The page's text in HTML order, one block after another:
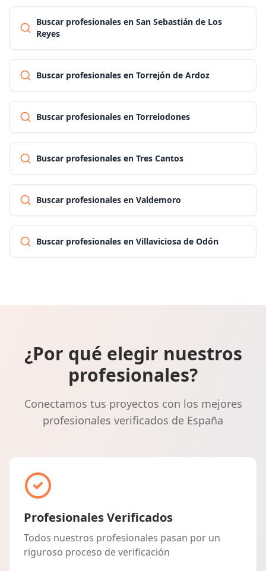
Buscar profesionales en San Sebastián de Los
Reyes
Buscar profesionales en Torrejón de Ardoz
Buscar profesionales en Torrelodones
Buscar profesionales en Tres Cantos
Buscar profesionales en Valdemoro
Buscar profesionales en Villaviciosa de Odón
¿Por qué elegir nuestros
profesionales?
Conectamos tus proyectos con los mejores
profesionales verificados de España
Profesionales Verificados
Todos nuestros profesionales pasan por un
riguroso proceso de verificación